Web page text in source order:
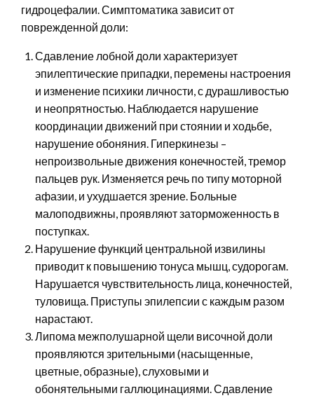
гидроцефалии. Симптоматика зависит от
поврежденной доли:
Сдавление лобной доли характеризует
эпилептические припадки, перемены настроения
и изменение психики личности, с дурашливостью
и неопрятностью. Наблюдается нарушение
координации движений при стоянии и ходьбе,
нарушение обоняния. Гиперкинезы –
непроизвольные движения конечностей, тремор
пальцев рук. Изменяется речь по типу моторной
афазии, и ухудшается зрение. Больные
малоподвижны, проявляют заторможенность в
поступках.
Нарушение функций центральной извилины
приводит к повышению тонуса мышц, судорогам.
Нарушается чувствительность лица, конечностей,
туловища. Приступы эпилепсии с каждым разом
нарастают.
Липома межполушарной щели височной доли
проявляются зрительными (насыщенные,
цветные, образные), слуховыми и
обонятельными галлюцинациями. Сдавление